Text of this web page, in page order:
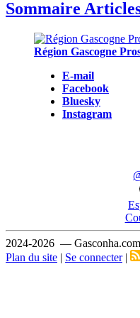
Sommaire
Région Gascogne
E-mail
Facebook
Bluesky
Instagram
2024-2026 —
Plan du site | Se connecter|